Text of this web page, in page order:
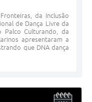
da Inclusão
de Dança Livre da
Palco Culturando, da
apresentaram a
que DNA dança